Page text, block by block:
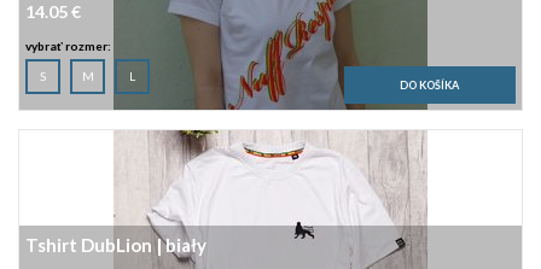
14.05 €
vybrať rozmer:
S M L
Tshirt DubLion | biały